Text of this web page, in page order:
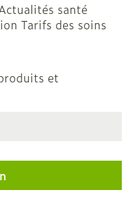
santé
Tarifs des soins
et